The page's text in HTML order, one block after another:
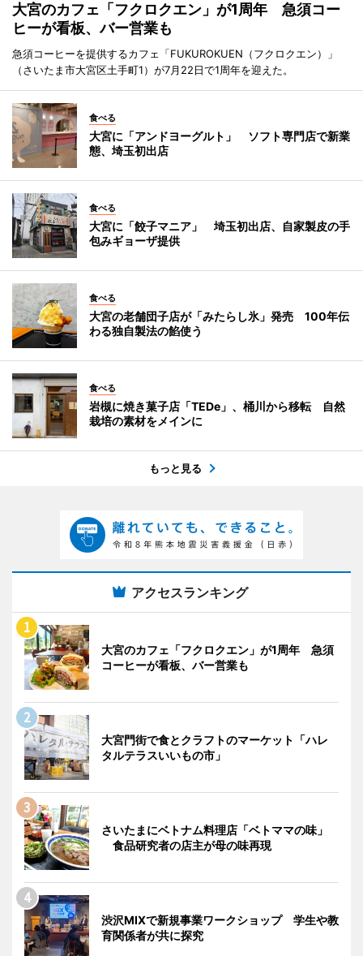
大宮のカフェ「フクロクエン」が1周年 急須コー
ヒーが看板、バー営業も
急須コーヒーを提供するカフェ「FUKUROKUEN（フクロクエン）」
（さいたま市大宮区土手町1）が7月22日で1周年を迎えた。
食べる
大宮に「アンドヨーグルト」 ソフト専門店で新業
態、埼玉初出店
食べる
大宮に「餃子マニア」 埼玉初出店、自家製皮の手
包みギョーザ提供
食べる
大宮の老舗団子店が「みたらし氷」発売 100年伝
わる独自製法の餡使う
食べる
岩槻に焼き菓子店「TEDe」、桶川から移転 自然
栽培の素材をメインに
もっと見る
アクセスランキング
大宮のカフェ「フクロクエン」が1周年 急須
コーヒーが看板、バー営業も
大宮門街で食とクラフトのマーケット「ハレ
タルテラスいいもの市」
さいたまにベトナム料理店「ベトママの味」
食品研究者の店主が母の味再現
渋沢MIXで新規事業ワークショップ 学生や教
育関係者が共に探究